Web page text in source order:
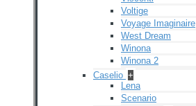
Voltige
Voyage Imaginaire
West Dream
Winona
Winona 2
Caselio +
Lena
Scenario